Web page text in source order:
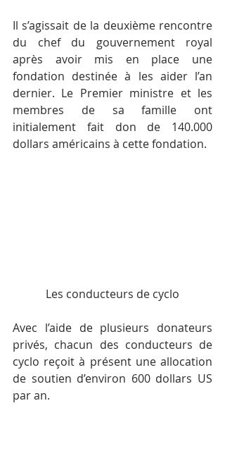
Il s’agissait de la deuxième rencontre
du chef du gouvernement royal
après avoir mis en place une
fondation destinée à les aider l’an
dernier. Le Premier ministre et les
membres de sa famille ont
initialement fait don de 140.000
dollars américains à cette fondation.
Les conducteurs de cyclo
Avec l’aide de plusieurs donateurs
privés, chacun des conducteurs de
cyclo reçoit à présent une allocation
de soutien d’environ 600 dollars US
par an.